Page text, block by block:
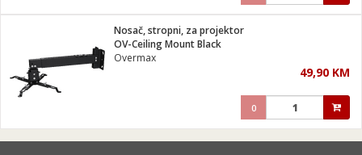
Nosač, stropni, za projektor
OV-Ceiling Mount Black
Overmax
49,90 KM
0